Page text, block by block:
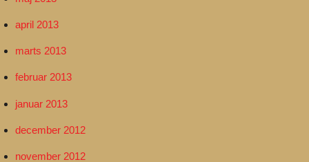
april 2013
marts 2013
februar 2013
januar 2013
december 2012
november 2012